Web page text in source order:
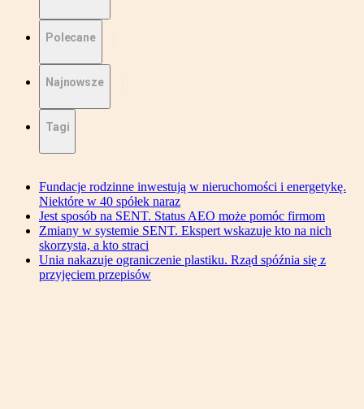
Polecane
Najnowsze
Tagi
Fundacje rodzinne inwestują w nieruchomości i energetykę.
Niektóre w 40 spółek naraz
Jest sposób na SENT. Status AEO może pomóc firmom
Zmiany w systemie SENT. Ekspert wskazuje kto na nich
skorzysta, a kto straci
Unia nakazuje ograniczenie plastiku. Rząd spóźnia się z
przyjęciem przepisów